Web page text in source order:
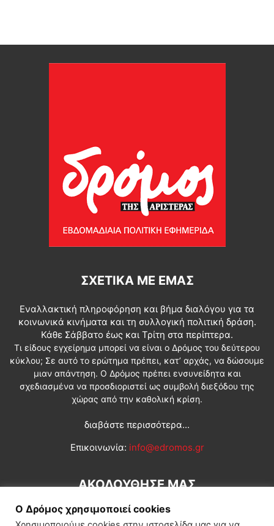
ΣΧΕΤΙΚΆ ΜΕ ΕΜΆΣ
Εναλλακτική πληροφόρηση και βήμα διαλόγου για τα
κοινωνικά κινήματα και τη συλλογική πολιτική δράση.
Κάθε Σάββατο έως και Τρίτη στα περίπτερα.
Τι είδους εγχείρημα μπορεί να είναι ο Δρόμος του δεύτερου
κύκλου; Σε αυτό το ερώτημα πρέπει, κατ’ αρχάς, να δώσουμε
μιαν απάντηση. Ο Δρόμος πρέπει ενσυνείδητα και
σχεδιασμένα να προσδιοριστεί ως συμβολή διεξόδου της
χώρας από την καθολική κρίση.
διαβάστε περισσότερα...
Επικοινωνία: info@edromos.gr
ΑΚΟΛΟΥΘΗΣΕ ΜΑΣ
Ο Δρόμος χρησιμοποιεί cookies